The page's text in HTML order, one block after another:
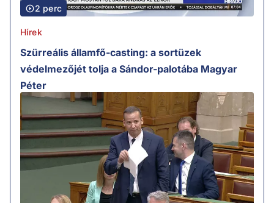
2 perc
Hírek
Szürreális államfő-casting: a sortüzek
védelmezőjét tolja a Sándor-palotába Magyar
Péter